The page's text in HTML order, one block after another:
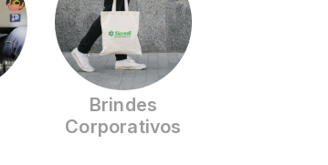
Brindes
Corporativos